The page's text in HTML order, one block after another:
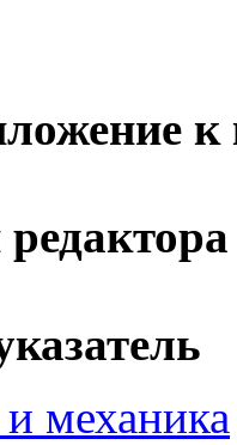
к
механика